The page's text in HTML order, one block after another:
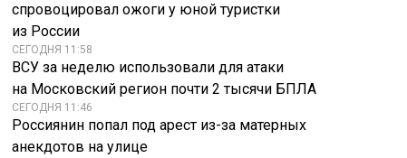
спровоцировал ожоги у юной туристки
из России
СЕГОДНЯ 11:58
ВСУ за неделю использовали для атаки
на Московский регион почти 2 тысячи БПЛА
СЕГОДНЯ 11:46
Россиянин попал под арест из-за матерных
анекдотов на улице